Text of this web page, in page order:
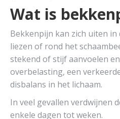
Wat is
Bekkenpijn kan zich uiten
liezen of rond het
stekend of stijf aanvoelen
overbelasting, een
disbalans in het lichaam.
In veel gevallen verdwijnen
enkele dagen tot weken.